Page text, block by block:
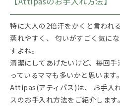
特に大人の2倍汗をかくと言われ
蒸れやすく、 匂いがすごく気に
すよね。
清潔にしてあげたいけど、毎回
っているママも多いかと思います。
Attipas(アティパス)は、 お手入
スのお手入れ方法をご紹介します。